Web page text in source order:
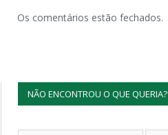
Os comentários estão fechados.
NÃO ENCONTROU O QUE QUERIA?